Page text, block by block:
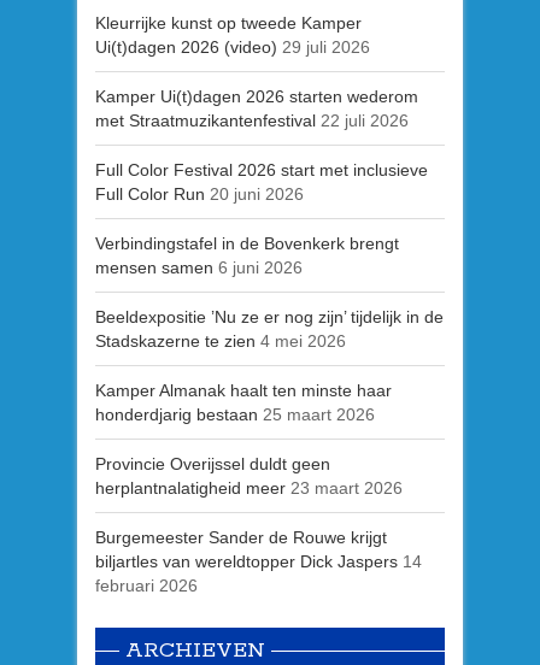
Kleurrijke kunst op tweede Kamper
Ui(t)dagen 2026 (video) 29 juli 2026
Kamper Ui(t)dagen 2026 starten wederom
met Straatmuzikantenfestival 22 juli 2026
Full Color Festival 2026 start met inclusieve
Full Color Run 20 juni 2026
Verbindingstafel in de Bovenkerk brengt
mensen samen 6 juni 2026
Beeldexpositie ’Nu ze er nog zijn’ tijdelijk in de
Stadskazerne te zien 4 mei 2026
Kamper Almanak haalt ten minste haar
honderdjarig bestaan 25 maart 2026
Provincie Overijssel duldt geen
herplantnalatigheid meer 23 maart 2026
Burgemeester Sander de Rouwe krijgt
biljartles van wereldtopper Dick Jaspers 14
februari 2026
ARCHIEVEN